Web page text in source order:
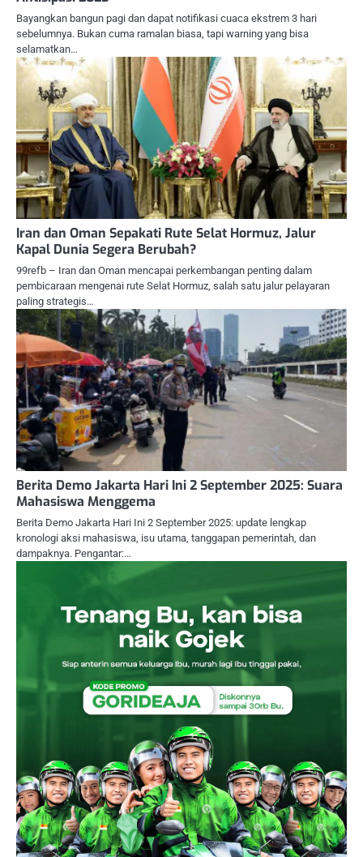
Bayangkan bangun pagi dan dapat notifikasi cuaca ekstrem 3 hari
sebelumnya. Bukan cuma ramalan biasa, tapi warning yang bisa
selamatkan…
Iran dan Oman Sepakati Rute Selat Hormuz, Jalur
Kapal Dunia Segera Berubah?
99refb – Iran dan Oman mencapai perkembangan penting dalam
pembicaraan mengenai rute Selat Hormuz, salah satu jalur pelayaran
paling strategis…
Berita Demo Jakarta Hari Ini 2 September 2025: Suara
Mahasiswa Menggema
Berita Demo Jakarta Hari Ini 2 September 2025: update lengkap
kronologi aksi mahasiswa, isu utama, tanggapan pemerintah, dan
dampaknya. Pengantar:…